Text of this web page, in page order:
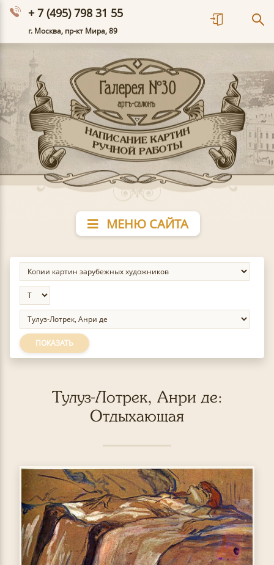
+ 7 (495) 798 31 55
г. Москва, пр-кт Мира, 89
МЕНЮ САЙТА
ПОКАЗАТЬ
Тулуз-Лотрек, Анри де:
Отдыхающая